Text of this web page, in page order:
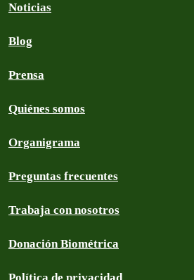
Noticias
Blog
Prensa
Quiénes somos
Organigrama
Preguntas frecuentes
Trabaja con nosotros
Donación Biométrica